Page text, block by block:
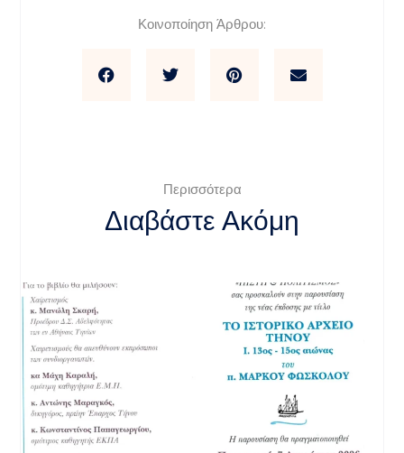
Κοινοποίηση Άρθρου:
Περισσότερα
Διαβάστε Ακόμη